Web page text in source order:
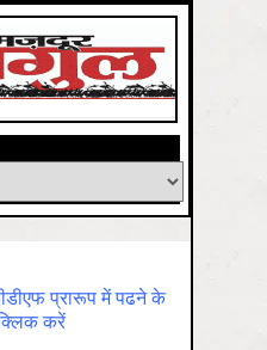
प्रारूप में पढने के
करें